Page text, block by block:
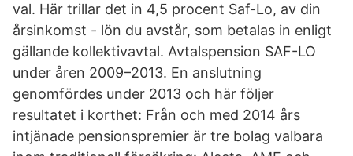
val. Här trillar det in 4,5 procent Saf-Lo, av din
årsinkomst - lön du avstår, som betalas in enligt
gällande kollektivavtal. Avtalspension SAF-LO
under åren 2009–2013. En anslutning
genomfördes under 2013 och här följer
resultatet i korthet: Från och med 2014 års
intjänade pensionspremier är tre bolag valbara